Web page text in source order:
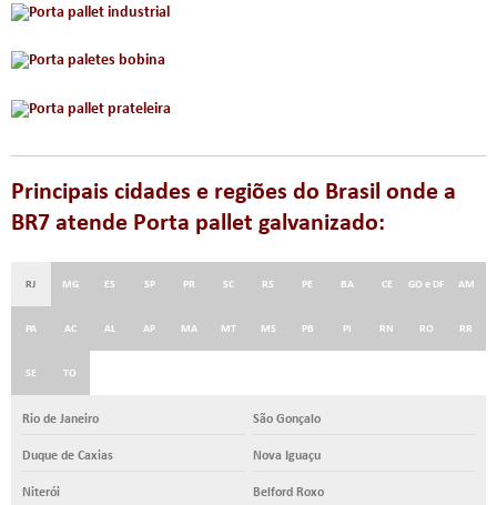
Principais cidades e regiões do Brasil onde a
BR7 atende Porta pallet galvanizado:
RJ MG ES SP PR SC RS PE BA CE GO e DF AM
PA AC AL AP MA MT MS PB PI RN RO RR
SE TO
Rio de Janeiro São Gonçalo
Duque de Caxias Nova Iguaçu
Niterói Belford Roxo